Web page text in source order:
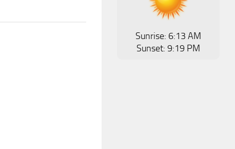
Sunrise: 6:13 AM
Sunset: 9:19 PM